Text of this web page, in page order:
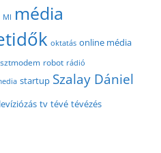
MI média
oktatás online média
robot rádió
startup Szalay Dániel
tv tévé tévézés